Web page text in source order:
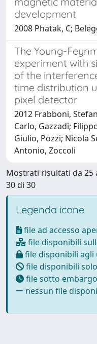
development
2008 Phatak, C;
The Young-
experiment with
of the
time distribution
pixel detector
2012 Frabboni,
Carlo, Gazzadi;
Giulio, Pozzi; Nicola
Antonio, Zoccoli
Mostrati risultati da 25
30 di 30
Legenda icone
file ad accesso
file disponibili
file disponibili
file disponibili
file sotto embargo
nessun file